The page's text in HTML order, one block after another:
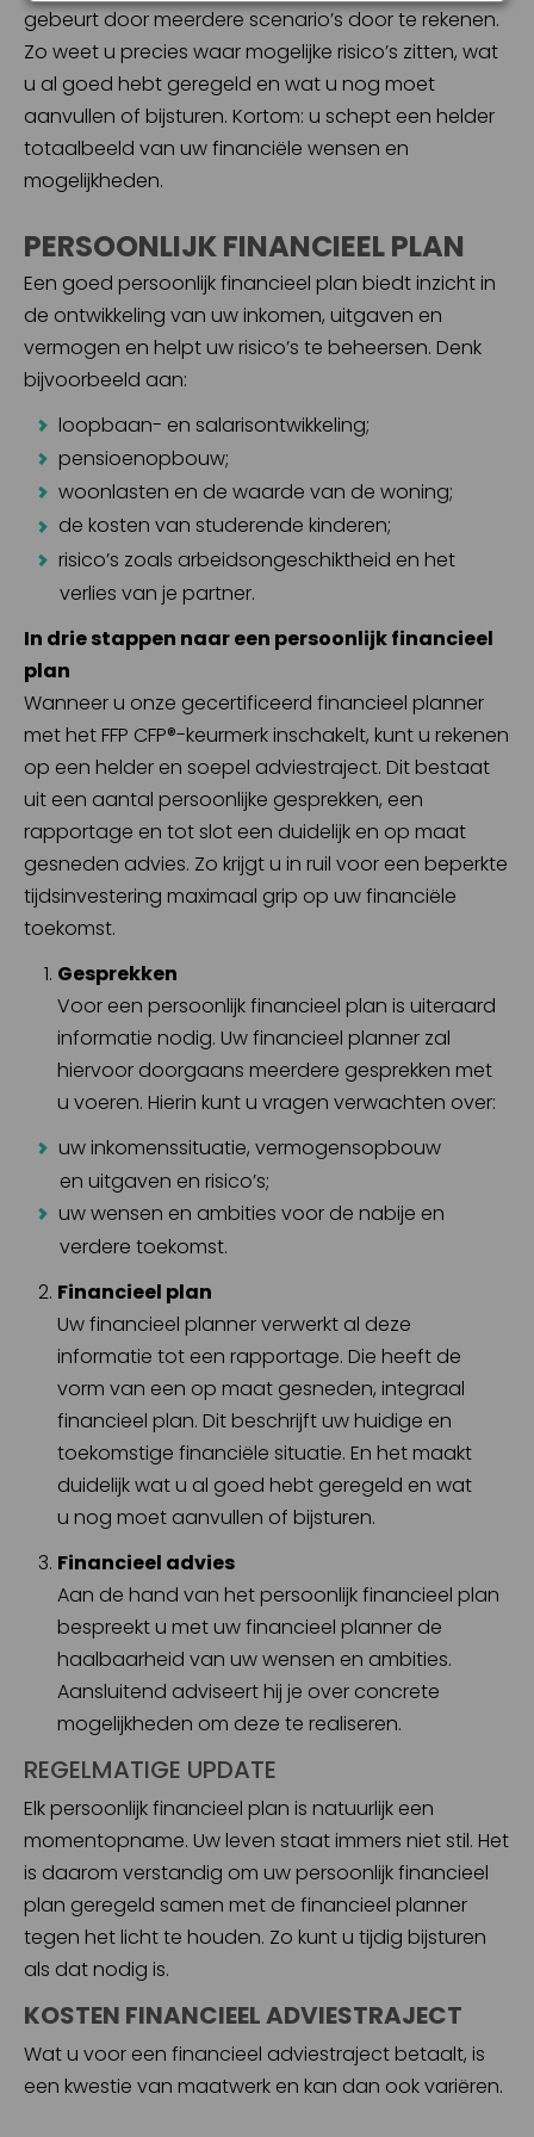
gebeurt door meerdere scenario’s door te rekenen.
Zo weet u precies waar mogelijke risico’s zitten, wat
u al goed hebt geregeld en wat u nog moet
aanvullen of bijsturen. Kortom: u schept een helder
totaalbeeld van uw financiële wensen en
mogelijkheden.
PERSOONLIJK FINANCIEEL PLAN
Een goed persoonlijk financieel plan biedt inzicht in
de ontwikkeling van uw inkomen, uitgaven en
vermogen en helpt uw risico’s te beheersen. Denk
bijvoorbeeld aan:
loopbaan- en salarisontwikkeling;
pensioenopbouw;
woonlasten en de waarde van de woning;
de kosten van studerende kinderen;
risico’s zoals arbeidsongeschiktheid en het
verlies van je partner.
In drie stappen naar een persoonlijk financieel
plan
Wanneer u onze gecertificeerd financieel planner
met het FFP CFP®-keurmerk inschakelt, kunt u rekenen
op een helder en soepel adviestraject. Dit bestaat
uit een aantal persoonlijke gesprekken, een
rapportage en tot slot een duidelijk en op maat
gesneden advies. Zo krijgt u in ruil voor een beperkte
tijdsinvestering maximaal grip op uw financiële
toekomst.
Gesprekken
Voor een persoonlijk financieel plan is uiteraard
informatie nodig. Uw financieel planner zal
hiervoor doorgaans meerdere gesprekken met
u voeren. Hierin kunt u vragen verwachten over:
uw inkomenssituatie, vermogensopbouw
en uitgaven en risico’s;
uw wensen en ambities voor de nabije en
verdere toekomst.
Financieel plan
Uw financieel planner verwerkt al deze
informatie tot een rapportage. Die heeft de
vorm van een op maat gesneden, integraal
financieel plan. Dit beschrijft uw huidige en
toekomstige financiële situatie. En het maakt
duidelijk wat u al goed hebt geregeld en wat
u nog moet aanvullen of bijsturen.
Financieel advies
Aan de hand van het persoonlijk financieel plan
bespreekt u met uw financieel planner de
haalbaarheid van uw wensen en ambities.
Aansluitend adviseert hij je over concrete
mogelijkheden om deze te realiseren.
REGELMATIGE UPDATE
Elk persoonlijk financieel plan is natuurlijk een
momentopname. Uw leven staat immers niet stil. Het
is daarom verstandig om uw persoonlijk financieel
plan geregeld samen met de financieel planner
tegen het licht te houden. Zo kunt u tijdig bijsturen
als dat nodig is.
KOSTEN FINANCIEEL ADVIESTRAJECT
Wat u voor een financieel adviestraject betaalt, is
een kwestie van maatwerk en kan dan ook variëren.